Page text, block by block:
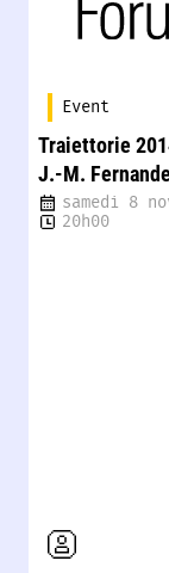
Event
Traiettorie
J.-M.
samedi 8
20h00